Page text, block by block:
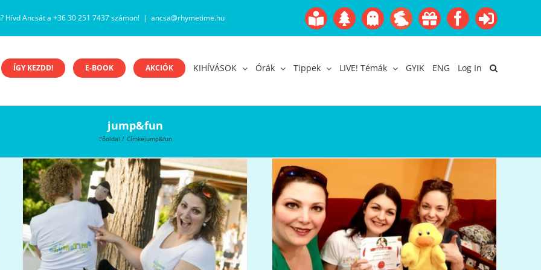
Hívd Ancsát a +36 30 251 7437 számon! | ancsa@rhymetime.hu
Boofairy
Gyerekangol
AdventHalloween
EasterAkcióFacebook
Login
ÍGY KEZDD! E-BOOK AKCIÓK KIHÍVÁSOK Órák Tippek LIVE! Témák GYIK ENG Log In
jump&fun
Főoldal Címkejump&fun